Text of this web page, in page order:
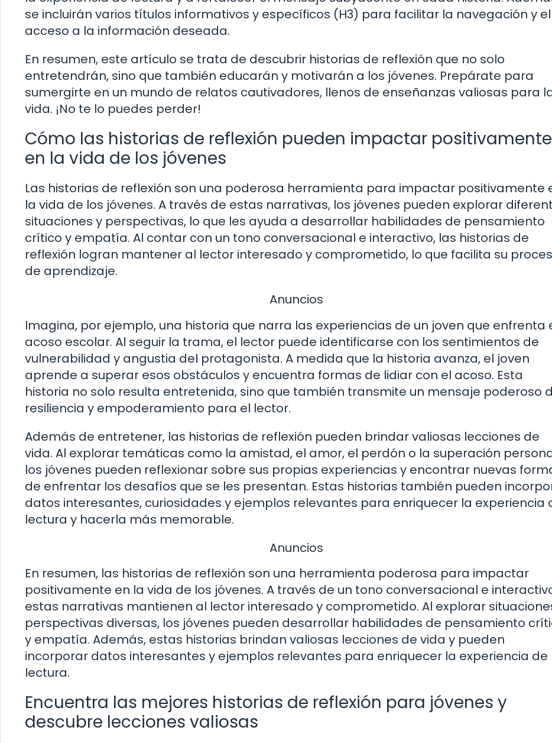
se incluirán varios títulos informativos y específicos (H3) para facilitar la navegación y el
acceso a la información deseada.
En resumen, este artículo se trata de descubrir historias de reflexión que no solo
entretendrán, sino que también educarán y motivarán a los jóvenes. Prepárate para
sumergirte en un mundo de relatos cautivadores, llenos de enseñanzas valiosas para
vida. ¡No te lo puedes perder!
Cómo las historias de reflexión pueden impactar positivamente
en la vida de los jóvenes
Las historias de reflexión son una poderosa herramienta para impactar positivamente
la vida de los jóvenes. A través de estas narrativas, los jóvenes pueden explorar
situaciones y perspectivas, lo que les ayuda a desarrollar habilidades de pensamiento
crítico y empatía. Al contar con un tono conversacional e interactivo, las historias de
reflexión logran mantener al lector interesado y comprometido, lo que facilita su
de aprendizaje.
Anuncios
Imagina, por ejemplo, una historia que narra las experiencias de un joven que enfrenta
acoso escolar. Al seguir la trama, el lector puede identificarse con los sentimientos de
vulnerabilidad y angustia del protagonista. A medida que la historia avanza, el joven
aprende a superar esos obstáculos y encuentra formas de lidiar con el acoso. Esta
historia no solo resulta entretenida, sino que también transmite un mensaje poderoso
resiliencia y empoderamiento para el lector.
Además de entretener, las historias de reflexión pueden brindar valiosas lecciones de
vida. Al explorar temáticas como la amistad, el amor, el perdón o la superación
los jóvenes pueden reflexionar sobre sus propias experiencias y encontrar nuevas
de enfrentar los desafíos que se les presentan. Estas historias también pueden
datos interesantes, curiosidades y ejemplos relevantes para enriquecer la experiencia
lectura y hacerla más memorable.
Anuncios
En resumen, las historias de reflexión son una herramienta poderosa para impactar
positivamente en la vida de los jóvenes. A través de un tono conversacional e
estas narrativas mantienen al lector interesado y comprometido. Al explorar
perspectivas diversas, los jóvenes pueden desarrollar habilidades de pensamiento
y empatía. Además, estas historias brindan valiosas lecciones de vida y pueden
incorporar datos interesantes y ejemplos relevantes para enriquecer la experiencia de
lectura.
Encuentra las mejores historias de reflexión para jóvenes y
descubre lecciones valiosas